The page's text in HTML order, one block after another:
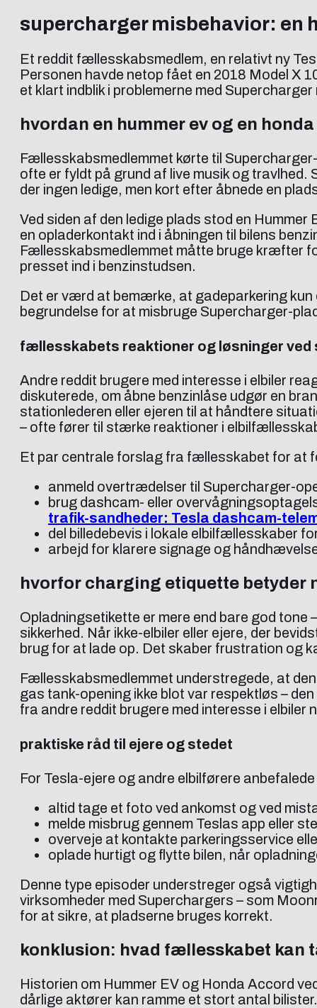
supercharger misbehavior: en
Et reddit fællesskabsmedlem, en relativt ny
Personen havde netop fået en 2018 Model X
et klart indblik i problemerne med
hvordan en hummer ev og en
Fællesskabsmedlemmet kørte til
ofte er fyldt på grund af live musik og
der ingen ledige, men kort efter åbnede en
Ved siden af den ledige plads stod en
en opladerkontakt ind i åbningen til bilens
Fællesskabsmedlemmet måtte bruge kræfter
presset ind i benzinstudsen.
Det er værd at bemærke, at gadeparkering
begrundelse for at misbruge Supercharger-
fællesskabets reaktioner og løsninger ved
Andre reddit brugere med interesse i elbiler
diskuterede, om åbne benzinlåse udgør en
stationlederen eller ejeren til at håndtere
– ofte fører til stærke reaktioner i
Et par centrale forslag fra fællesskabet for at
anmeld overtrædelser til Supercharger-
brug dashcam- eller
trafik-sandheder: Tesla dashcam-
del billedebevis i lokale elbilfællesskaber
arbejd for klarere signage og
hvorfor charging etiquette betyder
Opladningsetikette er mere end bare god
sikkerhed. Når ikke-elbiler eller ejere, der
brug for at lade op. Det skaber frustration og
Fællesskabsmedlemmet understregede, at
gas tank-opening ikke blot var respektløs –
fra andre reddit brugere med interesse i
praktiske råd til ejere og stedet
For Tesla-ejere og andre elbilførere
altid tage et foto ved ankomst og ved
melde misbrug gennem Teslas app eller
overveje at kontakte parkeringsservice
oplade hurtigt og flytte bilen, når
Denne type episoder understreger også
virksomheder med Superchargers – som
for at sikre, at pladserne bruges korrekt.
konklusion: hvad fællesskabet kan
Historien om Hummer EV og Honda Accord
dårlige aktører kan ramme et stort antal